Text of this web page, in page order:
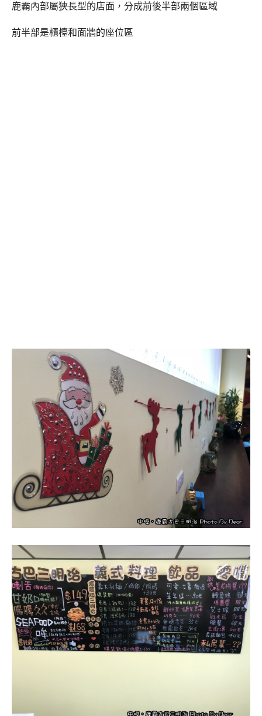
鹿霸內部屬狹長型的店面，分成前後半部兩個區域
前半部是櫃檯和面牆的座位區